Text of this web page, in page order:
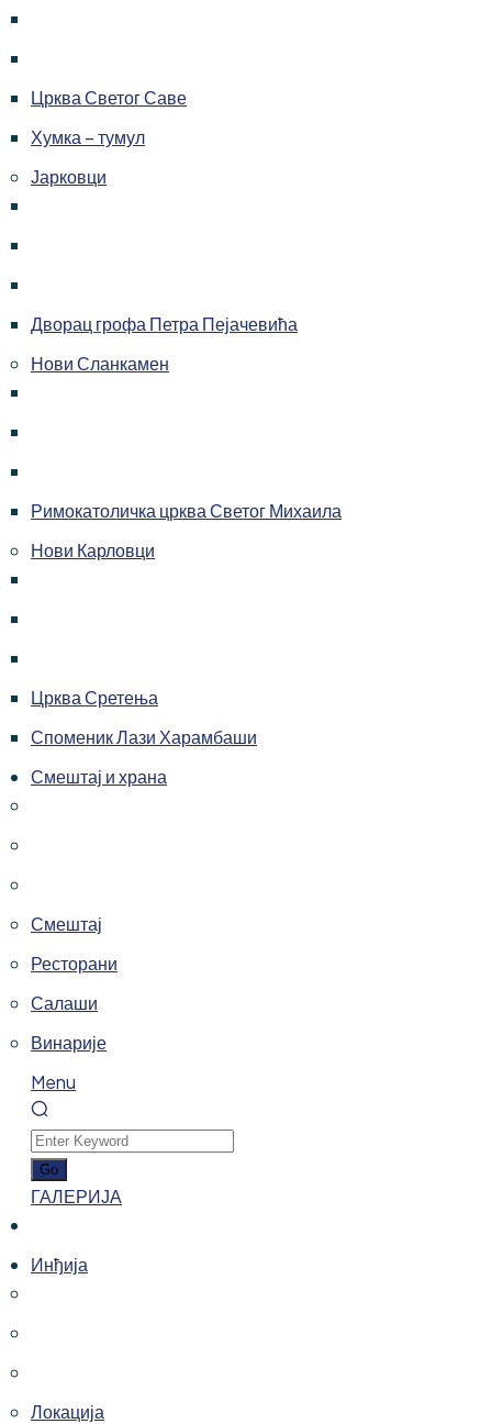
Црква Светог Саве
Хумка – тумул
Јарковци
Дворац грофа Петра Пејачевића
Нови Сланкамен
Римокатоличка црква Светог Михаила
Нови Карловци
Црква Сретења
Споменик Лази Харамбаши
Смештај и храна
Смештај
Ресторани
Салаши
Винарије
Menu
ГАЛЕРИЈА
Инђија
Локација